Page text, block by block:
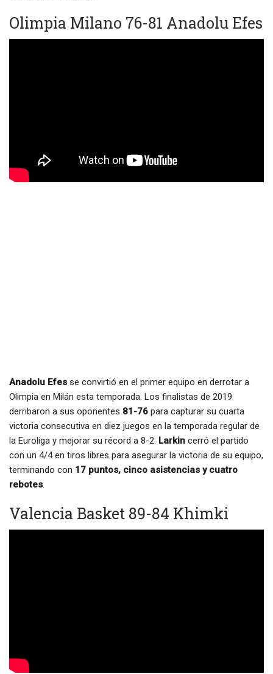
Olimpia Milano 76-81 Anadolu Efes
Anadolu Efes se convirtió en el primer equipo en derrotar a
Olimpia en Milán esta temporada. Los finalistas de 2019
derribaron a sus oponentes 81-76 para capturar su cuarta
victoria consecutiva en diez juegos en la temporada regular de
la Euroliga y mejorar su récord a 8-2. Larkin cerró el partido
con un 4/4 en tiros libres para asegurar la victoria de su equipo,
terminando con 17 puntos, cinco asistencias y cuatro
rebotes.
Valencia Basket 89-84 Khimki